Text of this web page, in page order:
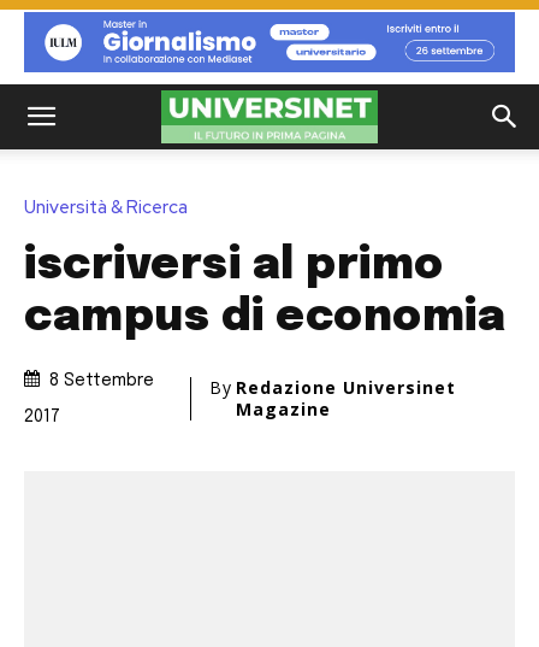
Università & Ricerca
iscriversi al primo
campus di economia
8 Settembre
2017
By Redazione Universinet
Magazine